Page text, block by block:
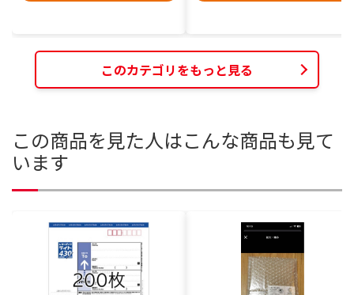
このカテゴリをもっと見る
この商品を見た人はこんな商品も見て
います